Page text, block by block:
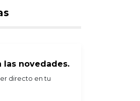
las novedades.
directo en tu